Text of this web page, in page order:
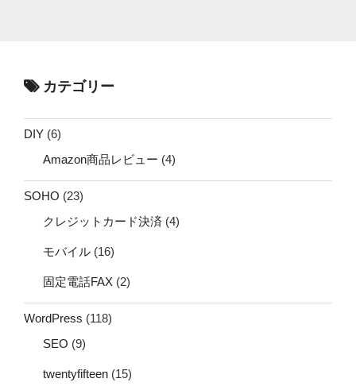
カテゴリー
DIY (6)
Amazon商品レビュー (4)
SOHO (23)
クレジットカード決済 (4)
モバイル (16)
固定電話FAX (2)
WordPress (118)
SEO (9)
twentyfifteen (15)